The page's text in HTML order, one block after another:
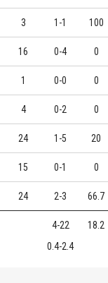
3 1-1 100
16 0-4 0
1 0-0 0
4 0-2 0
24 1-5 20
15 0-1 0
24 2-3 66.7
4-22
18.2
0.4-2.4